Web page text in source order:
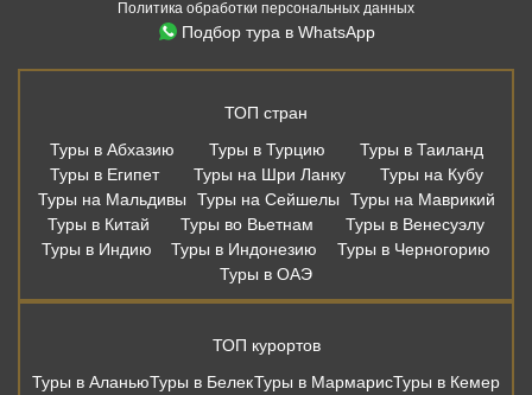
Политика обработки персональных данных
Подбор тура в WhatsApp
ТОП стран
Туры в Абхазию
Туры в Турцию
Туры в Таиланд
Туры в Египет
Туры на Шри Ланку
Туры на Кубу
Туры на Мальдивы
Туры на Сейшелы
Туры на Маврикий
Туры в Китай
Туры во Вьетнам
Туры в Венесуэлу
Туры в Индию
Туры в Индонезию
Туры в Черногорию
Туры в ОАЭ
ТОП курортов
Туры в АланьюТуры в БелекТуры в МармарисТуры в Кемер